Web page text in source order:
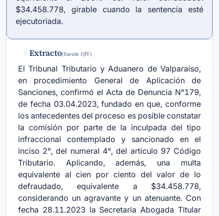
$34.458.778, girable cuando la sentencia esté
ejecutoriada.
# Extracto(fuente OJV)
El Tribunal Tributario y Aduanero de Valparaíso,
en procedimiento General de Aplicación de
Sanciones, confirmó el Acta de Denuncia N°179,
de fecha 03.04.2023, fundado en que, conforme
los antecedentes del proceso es posible constatar
la comisión por parte de la inculpada del tipo
infraccional contemplado y sancionado en el
inciso 2°, del numeral 4°, del artículo 97 Código
Tributario. Aplicando, además, una multa
equivalente al cien por ciento del valor de lo
defraudado, equivalente a $34.458.778,
considerando un agravante y un atenuante. Con
fecha 28.11.2023 la Secretaria Abogada Titular